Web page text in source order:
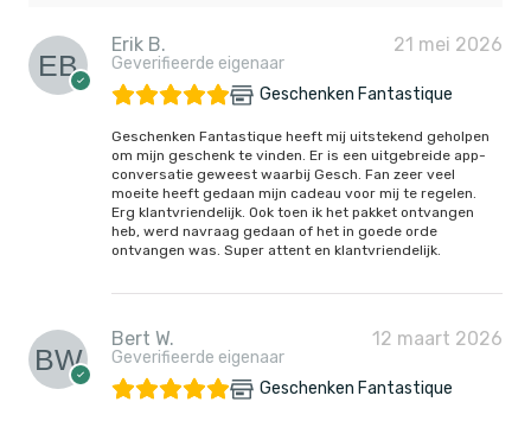
Erik B.
Geverifieerde eigenaar
21 mei 2026
Geschenken Fantastique
Geschenken Fantastique heeft mij uitstekend geholpen
om mijn geschenk te vinden. Er is een uitgebreide app-
conversatie geweest waarbij Gesch. Fan zeer veel
moeite heeft gedaan mijn cadeau voor mij te regelen.
Erg klantvriendelijk. Ook toen ik het pakket ontvangen
heb, werd navraag gedaan of het in goede orde
ontvangen was. Super attent en klantvriendelijk.
Bert W.
Geverifieerde eigenaar
12 maart 2026
Geschenken Fantastique